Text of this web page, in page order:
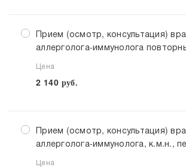
Прием (осмотр, консультация)
аллерголога-иммунолога
Цена
2 140 руб.
Прием (осмотр, консультация)
аллерголога-иммунолога, к.м.н.,
Цена